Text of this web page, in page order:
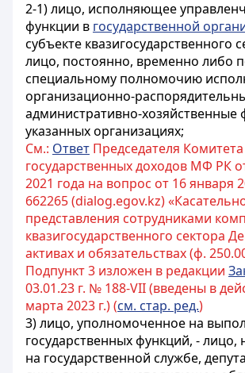
2-1) лицо, исполняющее
функции в государственной
субъекте квазигосударственного
лицо, постоянно, временно либо
специальному полномочию
организационно-
административно-хозяйственные
указанных организациях;
См.: Ответ Председателя Комитета
государственных доходов МФ РК
2021 года на вопрос от 16 января
662265 (dialog.egov.kz)
представления сотрудниками
квазигосударственного сектора
активах и обязательствах (ф.
Подпункт 3 изложен в редакции
03.01.23 г. № 188-VII (введены в
марта 2023 г.) (см. стар. ред.)
3) лицо, уполномоченное на
государственных функций, - лицо,
на государственной службе,